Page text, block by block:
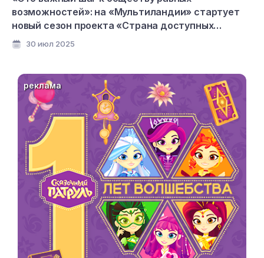
возможностей»: на «Мультиландии» стартует
новый сезон проекта «Страна доступных
мультфильмов»
30 июл 2025
реклама